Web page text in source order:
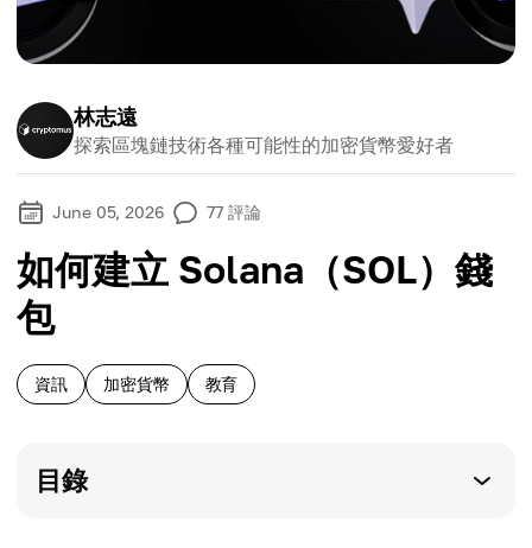
林志遠
探索區塊鏈技術各種可能性的加密貨幣愛好者
June 05, 2026 77 評論
如何建立 Solana（SOL）錢
包
資訊 加密貨幣 教育
目錄